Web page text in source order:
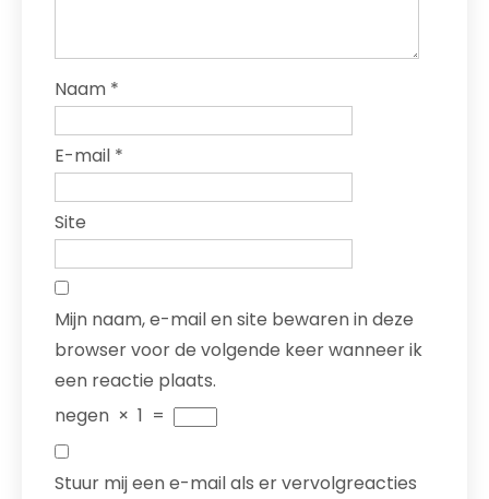
Naam *
E-mail *
Site
Mijn naam, e-mail en site bewaren in deze
browser voor de volgende keer wanneer ik
een reactie plaats.
negen × 1 =
Stuur mij een e-mail als er vervolgreacties